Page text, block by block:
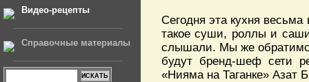
Видео-рецепты
Справочные материалы
Сегодня эта кухня
такое суши, роллы и
слышали. Мы же
будут бренд-шеф сети
«Нияма на Таганке» Азат